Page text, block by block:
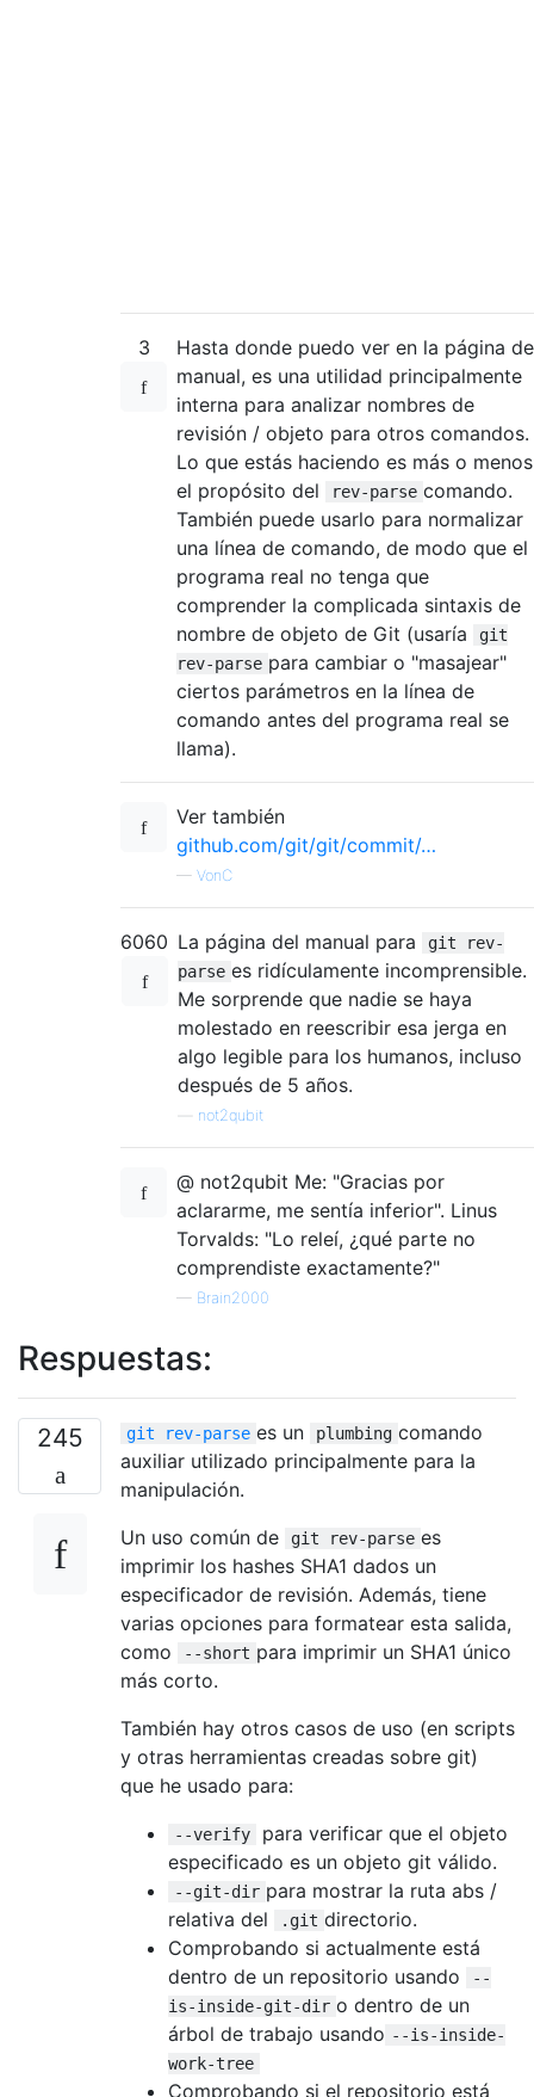
3
Hasta donde puedo ver en la página de
manual, es una utilidad principalmente
interna para analizar nombres de
revisión / objeto para otros comandos.
Lo que estás haciendo es más o menos
el propósito del
rev-parse comando.
También puede usarlo para normalizar
una línea de comando, de modo que el
programa real no tenga que
comprender la complicada sintaxis de
nombre de objeto de Git (usaría
git
rev-parse para cambiar o "masajear"
ciertos parámetros en la línea de
comando antes del programa real se
llama).
Ver también
github.com/git/git/commit/…
— VonC
6060 La página del manual para
git rev-
parse es ridículamente incomprensible.
Me sorprende que nadie se haya
molestado en reescribir esa jerga en
algo legible para los humanos, incluso
después de 5 años.
not2qubit
@ not2qubit Me: "Gracias por
aclararme, me sentía inferior". Linus
Torvalds: "Lo releí, ¿qué parte no
comprendiste exactamente?"
— Brain2000
Respuestas:
245 git rev-parse es un plumbing comando
auxiliar utilizado principalmente para la
manipulación.
Un uso común de
git rev-parse es
imprimir los hashes SHA1 dados un
especificador de revisión. Además, tiene
varias opciones para formatear esta salida,
como
--short para imprimir un SHA1 único
más corto.
También hay otros casos de uso (en scripts
y otras herramientas creadas sobre git)
que he usado para:
--verify
para verificar que el objeto
especificado es un objeto git válido.
--git-dir para mostrar la ruta abs /
relativa del
.git directorio.
Comprobando si actualmente está
dentro de un repositorio usando
--
is-inside-git-dir o dentro de un
árbol de trabajo usando --is-inside-
work-tree
Comprobando si el repositorio está